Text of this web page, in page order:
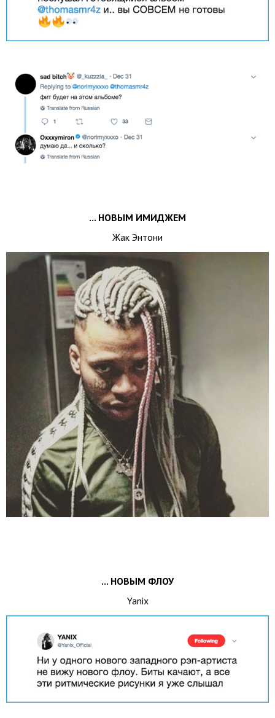
... НОВЫМ ИМИДЖЕМ
Жак Энтони
... НОВЫМ ФЛОУ
Yanix